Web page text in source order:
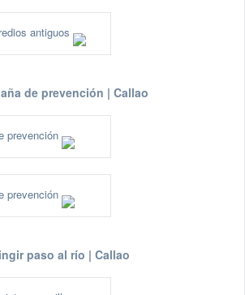
antiguos
de prevención | Callao
prevención
prevención
paso al río | Callao